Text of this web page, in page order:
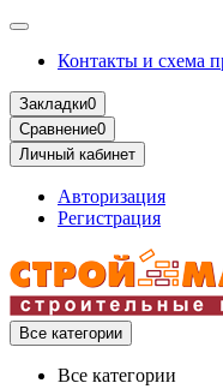
Контакты и схема
Закладки0
Сравнение0
Личный кабинет
Авторизация
Регистрация
Все категории
Все категории